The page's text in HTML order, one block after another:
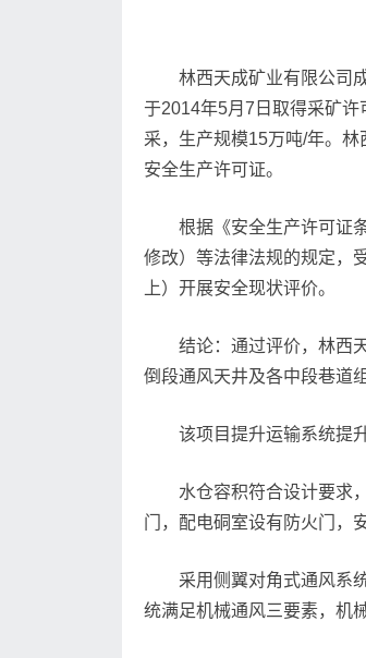
林西天成矿业有限公司
于2014年5月7日取得采矿
采，生产规模15万吨/年。
安全生产许可证。
根据《安全生产许可证
修改）等法律法规的规定，
上）开展安全现状评价。
结论：通过评价，林西
倒段通风天井及各中段巷道
该项目提升运输系统提
水仓容积符合设计要求
门，配电硐室设有防火门，
采用侧翼对角式通风系
统满足机械通风三要素，机